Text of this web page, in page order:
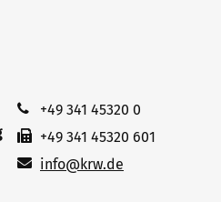
+49 341 45320 0
+49 341 45320 601
info@krw.de